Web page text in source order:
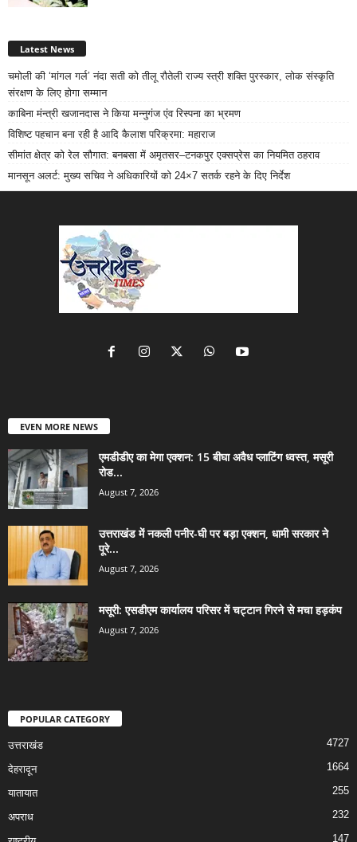
Latest News
चमोली की ‘मांगल गर्ल’ नंदा सती को तीलू रौतेली राज्य स्त्री शक्ति पुरस्कार, लोक संस्कृति
संरक्षण के लिए होगा सम्मान
काबिना मंन्त्री खजानदास ने किया मन्नुगंज एंव रिस्पना का भ्रमण
विशिष्ट पहचान बना रही है आदि कैलाश परिक्रमा: महाराज
सीमांत क्षेत्र को रेल सौगात: बनबसा में अमृतसर–टनकपुर एक्सप्रेस का नियमित ठहराव
मानसून अलर्ट: मुख्य सचिव ने अधिकारियों को 24×7 सतर्क रहने के दिए निर्देश
EVEN MORE NEWS
एमडीडीए का मेगा एक्शन: 15 बीघा अवैध प्लाटिंग ध्वस्त, मसूरी
रोड...
August 7, 2026
उत्तराखंड में नकली पनीर-घी पर बड़ा एक्शन, धामी सरकार ने
पूरे...
August 7, 2026
मसूरी: एसडीएम कार्यालय परिसर में चट्टान गिरने से मचा हड़कंप
August 7, 2026
POPULAR CATEGORY
उत्तराखंड 4727
देहरादून 1664
यातायात 255
अपराध 232
147